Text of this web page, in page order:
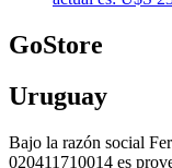
GoStore
Uruguay
Bajo la razón social
020411710014 es